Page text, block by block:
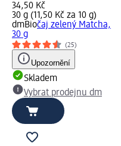
34,50 Kč
30 g (11,50 Kč za 10 g)
dmBiočaj zelený Matcha,
30 g
(25)
Upozornění
Skladem
Vybrat prodejnu dm